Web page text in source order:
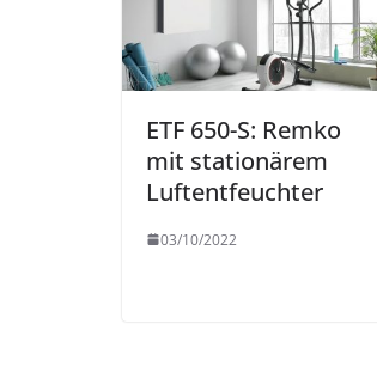
ETF 650-S: Remko
mit stationärem
Luftentfeuchter
03/10/2022